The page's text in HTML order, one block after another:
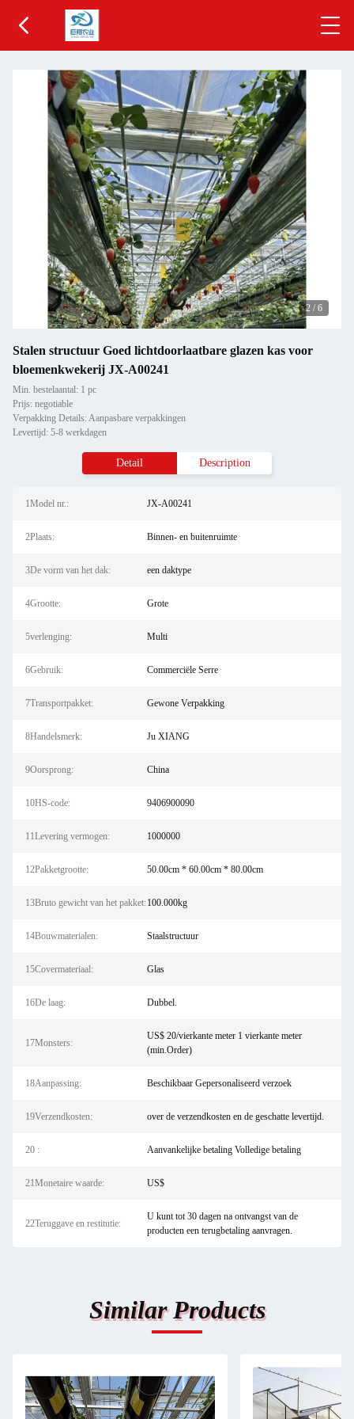
2 / 6
Stalen structuur Goed lichtdoorlaatbare glazen kas voor
bloemenkwekerij JX-A00241
Min. bestelaantal: 1 pc
Prijs: negotiable
Verpakking Details: Aanpasbare verpakkingen
Levertijd: 5-8 werkdagen
Detail Description
1Model nr.: JX-A00241
2Plaats: Binnen- en buitenruimte
3De vorm van het dak: een daktype
4Grootte: Grote
5verlenging: Multi
6Gebruik: Commerciële Serre
7Transportpakket: Gewone Verpakking
8Handelsmerk: Ju XIANG
9Oorsprong: China
10HS-code: 9406900090
11Levering vermogen: 1000000
12Pakketgrootte: 50.00cm * 60.00cm * 80.00cm
13Bruto gewicht van het pakket:100.000kg
14Bouwmaterialen: Staalstructuur
15Covermateriaal: Glas
16De laag: Dubbel.
17Monsters:
US$ 20/vierkante meter 1 vierkante meter
(min.Order)
18Aanpassing: Beschikbaar Gepersonaliseerd verzoek
19Verzendkosten: over de verzendkosten en de geschatte levertijd.
20 : Aanvankelijke betaling Volledige betaling
21Monetaire waarde: US$
22Teruggave en restitutie:
U kunt tot 30 dagen na ontvangst van de
producten een terugbetaling aanvragen.
Similar Products